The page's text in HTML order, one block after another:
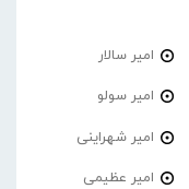
امیر سالار
امیر سولو
امیر شهراینی
امیر عظیمی